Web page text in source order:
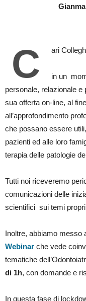
C ari
in un
personale, relazionale
sua offerta on-line, al
all’approfondimento
che possano essere
pazienti ed alle loro
terapia delle patologie
Tutti noi riceveremo
comunicazioni delle
scientifici sui temi
Inoltre, abbiamo messo
Webinar che vede
tematiche
di 1h, con domande e
In questa fase di